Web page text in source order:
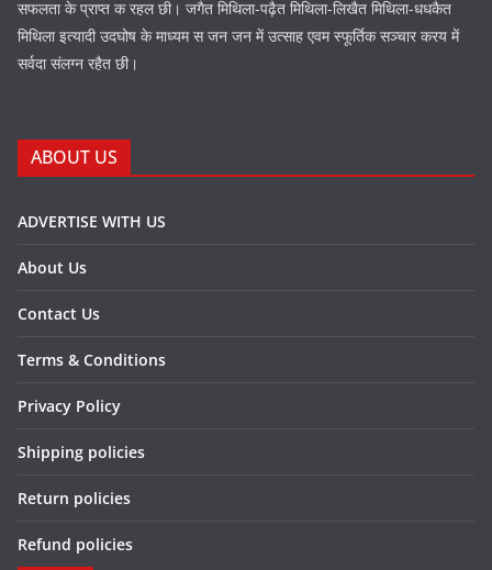
सफलता के प्राप्त क रहल छी। जगैत मिथिला-पढ़ैत मिथिला-लिखैत मिथिला-धधकैत
मिथिला इत्यादी उदघोष के माध्यम स जन जन में उत्साह एवम स्फूर्तिक सञ्चार करय में
सर्वदा संलग्न रहैत छी।
ABOUT US
ADVERTISE WITH US
About Us
Contact Us
Terms & Conditions
Privacy Policy
Shipping policies
Return policies
Refund policies